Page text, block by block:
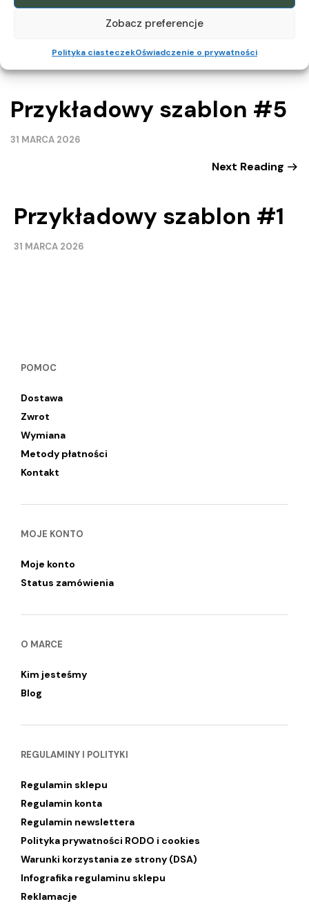
Zobacz preferencje
Polityka ciasteczekOświadczenie o prywatności
.
Previous Reading
Przykładowy szablon #5
31 MARCA 2026
Next Reading
Przykładowy szablon #1
31 MARCA 2026
POMOC
Dostawa
Zwrot
Wymiana
Metody płatności
Kontakt
MOJE KONTO
Moje konto
Status zamówienia
O MARCE
Kim jesteśmy
Blog
REGULAMINY I POLITYKI
Regulamin sklepu
Regulamin konta
Regulamin newslettera
Polityka prywatności RODO i cookies
Warunki korzystania ze strony (DSA)
Infografika regulaminu sklepu
Reklamacje